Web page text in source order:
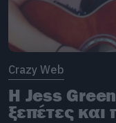
Crazy Web
H Jess
ξεπέτες και